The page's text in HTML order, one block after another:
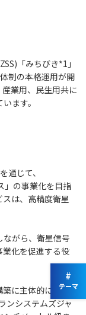
「みちびき*1」
制の本格運用が開
業用、民生用共に
ます。
通じて、
」の事業化を目指
は、高精度衛星
がら、衛星信号
化を促進する役
に主体的に取り
ンシステムズジャ
#
テーマ